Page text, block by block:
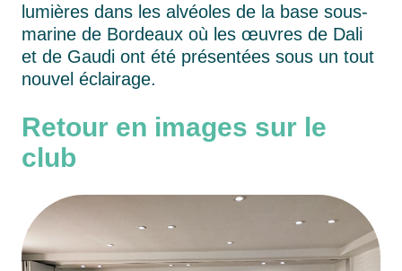
lumières dans les alvéoles de la base sous-
marine de Bordeaux où les œuvres de Dali
et de Gaudi ont été présentées sous un tout
nouvel éclairage.
Retour en images sur le
club